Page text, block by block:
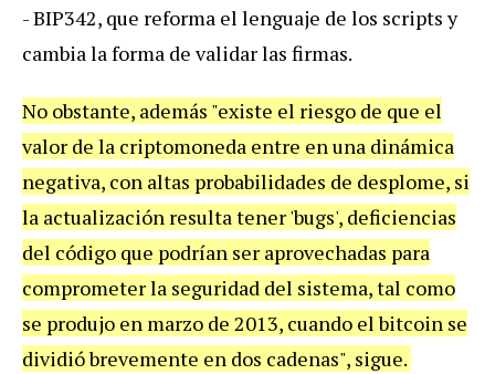
- BIP342, que reforma el lenguaje de los scripts y
cambia la forma de validar las firmas.
No obstante, además "existe el riesgo de que el
valor de la criptomoneda entre en una dinámica
negativa, con altas probabilidades de desplome, si
la actualización resulta tener 'bugs', deficiencias
del código que podrían ser aprovechadas para
comprometer la seguridad del sistema, tal como
se produjo en marzo de 2013, cuando el bitcoin se
dividió brevemente en dos cadenas", sigue.